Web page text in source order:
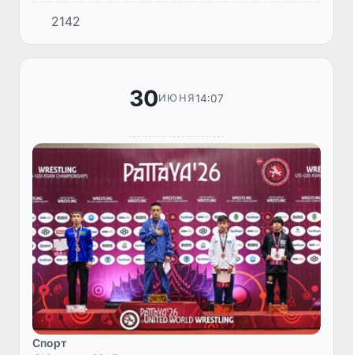
20 лет. По традиции первыми на ковер
вышли представители греко-римской
борьбы. Сборная Узбекистана уве...
2142
30ИЮНЯ14:07
Спорт